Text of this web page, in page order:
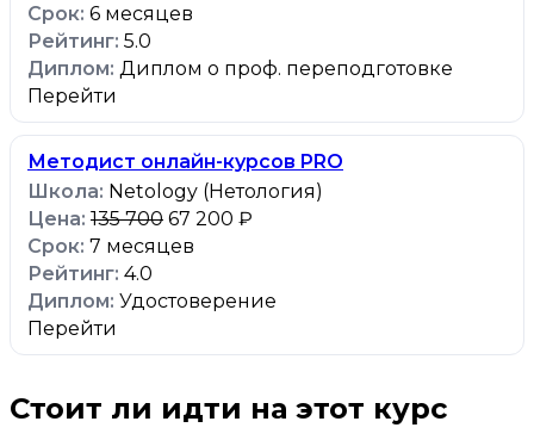
6 месяцев
5.0
Диплом о проф. переподготовке
Перейти
Методист онлайн-курсов PRO
Netology (Нетология)
135 700 67 200 ₽
7 месяцев
4.0
Удостоверение
Перейти
Стоит ли идти на этот курс